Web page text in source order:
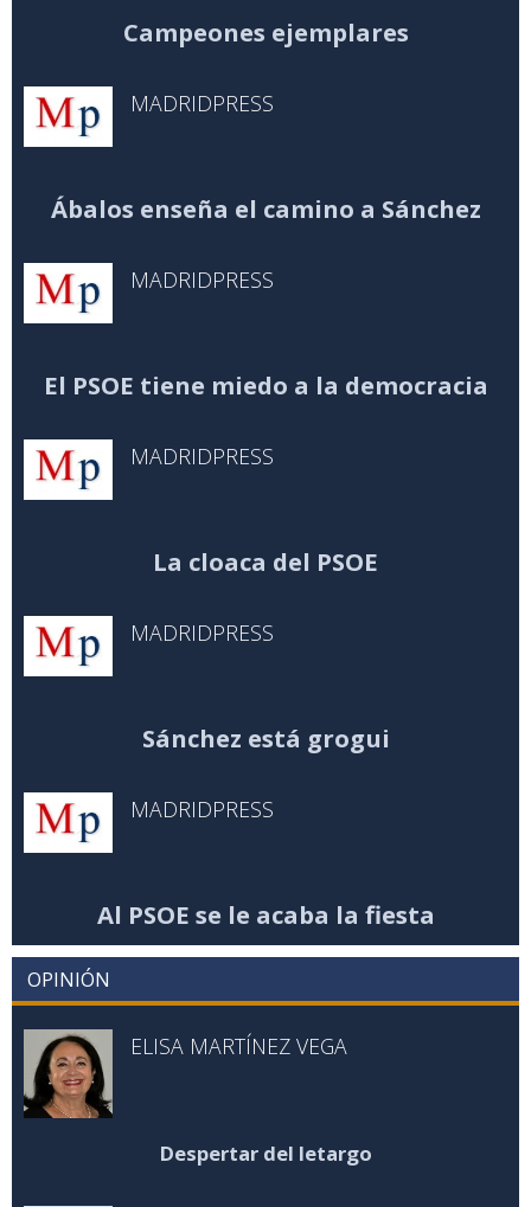
Campeones ejemplares
MADRIDPRESS
Ábalos enseña el camino a Sánchez
MADRIDPRESS
El PSOE tiene miedo a la democracia
MADRIDPRESS
La cloaca del PSOE
MADRIDPRESS
Sánchez está grogui
MADRIDPRESS
Al PSOE se le acaba la fiesta
OPINIÓN
ELISA MARTÍNEZ VEGA
Despertar del letargo